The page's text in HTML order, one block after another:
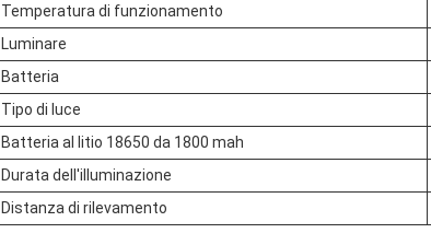
Temperatura di funzionamento
Luminare
Batteria
Tipo di luce
Batteria al litio 18650 da 1800 mah
Durata dell'illuminazione
Distanza di rilevamento